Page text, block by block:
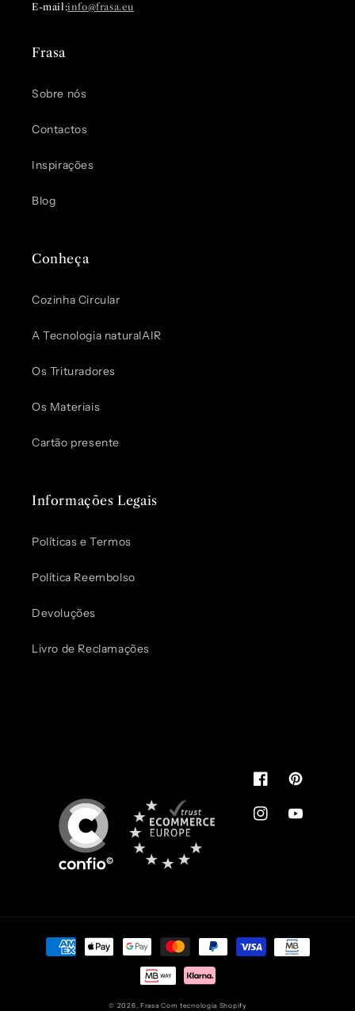
E-mail:info@frasa.eu
Frasa
Sobre nós
Contactos
Inspirações
Blog
Conheça
Cozinha Circular
A Tecnologia naturalAIR
Os Trituradores
Os Materiais
Cartão presente
Informações Legais
Políticas e Termos
Política Reembolso
Devoluções
Livro de Reclamações
FacebookPinterest
InstagramYouTube
Métodos
© 2026, Frasa Com tecnologia Shopify